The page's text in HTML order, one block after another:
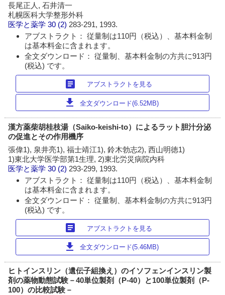
長尾正人, 石井清一
札幌医科大学整形外科
医学と薬学 30 (2) 283-291, 1993.
アブストラクト： 従量制は110円（税込）、基本料金制
は基本料金に含まれます。
全文ダウンロード： 従量制、基本料金制の方共に913円
(税込) です。
article アブストラクトを見る
download 全文ダウンロード(6.52MB)
漢方薬柴胡桂枝湯（Saiko-keishi-to）によるラット胆汁分泌
の促進とその作用機序
張偉1), 泉井亮1), 福士靖江1), 鈴木勃志2), 西山明徳1)
1)東北大学医学部第1生理, 2)東北労災病院内科
医学と薬学 30 (2) 293-299, 1993.
アブストラクト： 従量制は110円（税込）、基本料金制
は基本料金に含まれます。
全文ダウンロード： 従量制、基本料金制の方共に913円
(税込) です。
article アブストラクトを見る
download 全文ダウンロード(5.46MB)
ヒトインスリン（遺伝子組換え）のイソフェンインスリン製
剤の薬物動態試験－40単位製剤（P-40）と100単位製剤（P-
100）の比較試験－